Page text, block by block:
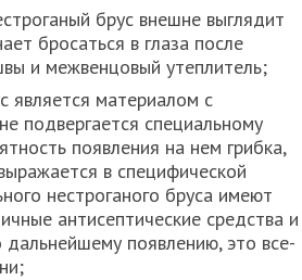
брус внешне выглядит
бросаться в глаза после
и межвенцовый утеплитель;
является материалом с
подвергается специальному
появления на нем грибка,
в специфической
нестроганого бруса имеют
антисептические средства и
появлению, это все-